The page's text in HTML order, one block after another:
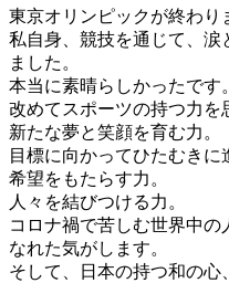
東京オリンピックが終わり
私自身、競技を通じて、涙
ました。
本当に素晴らしかったです。
改めてスポーツの持つ力を
新たな夢と笑顔を育む力。
目標に向かってひたむきに
希望をもたらす力。
人々を結びつける力。
コロナ禍で苦しむ世界中
なれた気がします。
そして、日本の持つ和の心